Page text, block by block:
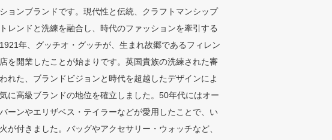
ョンブランドです。現代性と伝統、クラフトマンシップ
レンドと洗練を融合し、時代のファッションを牽引する
年、グッチオ・グッチが、生まれ故郷であるフィレン
を開業したことが始まりです。英国貴族の洗練された審
れた、ブランドビジョンと時代を超越したデザインによ
に高級ブランドの地位を確立しました。50年代にはオー
ーンやエリザベス・テイラーなどが愛用したことで、い
が付きました。バッグやアクセサリー・ウォッチなど、